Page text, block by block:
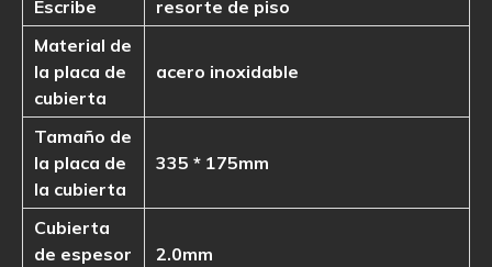
Escribe
resorte de piso
Material de
la placa de
cubierta
acero inoxidable
Tamaño de
la placa de
la cubierta
335 * 175mm
Cubierta
de espesor
2.0mm